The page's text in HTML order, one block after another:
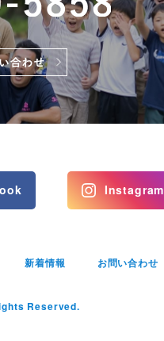
Instagram
新着情報 お問い合わせ
Reserved.